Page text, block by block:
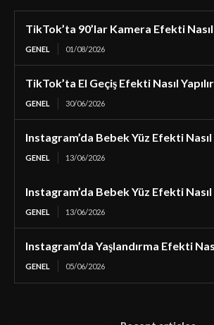
TikTok’ta 90’lar Kamera Efekti Nasıl
GENEL 01/08/2026
TikTok’ta El Geçiş Efekti Nasıl
GENEL 30/06/2026
Instagram’da Bebek Yüz Efekti Nasıl
GENEL 13/06/2026
Instagram’da Bebek Yüz Efekti Nasıl
GENEL 13/06/2026
Instagram’da Yaşlandırma Efekti
GENEL 05/06/2026